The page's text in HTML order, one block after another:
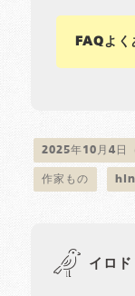
FAQよく
2025年10月4日
作家もの
イロ